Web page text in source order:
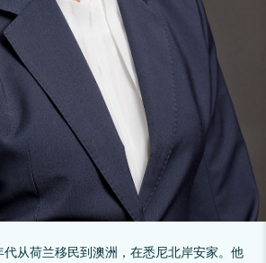
从荷兰移民到澳洲，在悉尼北岸安家。他